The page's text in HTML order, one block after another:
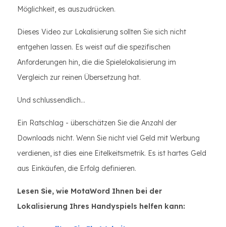
Möglichkeit, es auszudrücken.
Dieses Video zur Lokalisierung sollten Sie sich nicht
entgehen lassen. Es weist auf die spezifischen
Anforderungen hin, die die Spielelokalisierung im
Vergleich zur reinen Übersetzung hat.
Und schlussendlich…
Ein Ratschlag - überschätzen Sie die Anzahl der
Downloads nicht. Wenn Sie nicht viel Geld mit Werbung
verdienen, ist dies eine Eitelkeitsmetrik. Es ist hartes Geld
aus Einkäufen, die Erfolg definieren.
Lesen Sie, wie MotaWord Ihnen bei der
Lokalisierung Ihres Handyspiels helfen kann: